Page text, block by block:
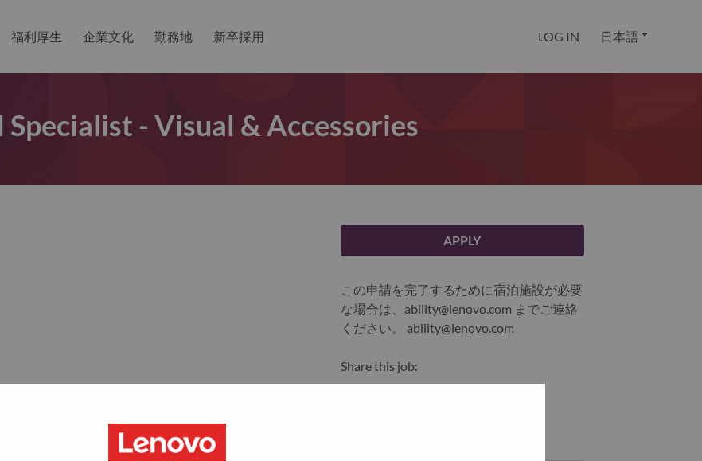
福利厚生 企業文化 勤務地 新卒採用 LOG IN 日本語
- Visual & Accessories
APPLY
この申請を完了するために宿泊施設が必要
な場合は、ability@lenovo.com までご連絡
ください。 ability@lenovo.com
Share this job: